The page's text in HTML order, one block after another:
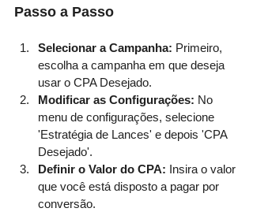
Passo a Passo
Selecionar a Campanha: Primeiro,
escolha a campanha em que deseja
usar o CPA Desejado.
Modificar as Configurações: No
menu de configurações, selecione
'Estratégia de Lances' e depois 'CPA
Desejado'.
Definir o Valor do CPA: Insira o valor
que você está disposto a pagar por
conversão.